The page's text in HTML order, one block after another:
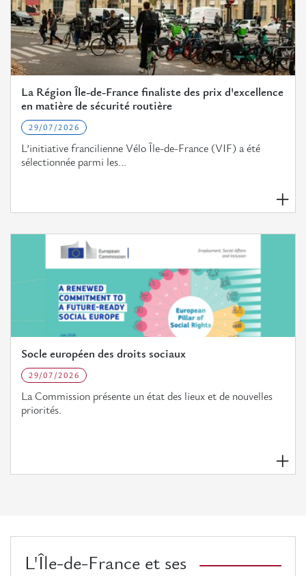
La Région Île-de-France finaliste des prix d'excellence
en matière de sécurité routière
29/07/2026
L’initiative francilienne Vélo Île-de-France (VIF) a été
sélectionnée parmi les...
Socle européen des droits sociaux
29/07/2026
La Commission présente un état des lieux et de nouvelles
priorités.
L'Île-de-France et ses